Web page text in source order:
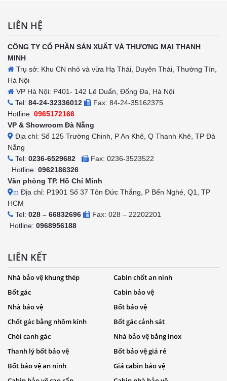
LIÊN HỆ
CÔNG TY CỔ PHẦN SẢN XUẤT VÀ THƯƠNG MẠI THANH
MINH
Trụ sở: Khu CN nhỏ và vừa Hạ Thái, Duyên Thái, Thường Tín,
Hà Nội
VP Hà Nội: P401- 142 Lê Duẩn, Đống Đa, Hà Nội
Tel: 84-24-32336012
Fax: 84-24-35162375
Hotline: 0965172166
VP & Showroom Đà Nẵng
Địa chỉ: Số 125 Trường Chinh, P An Khê, Q Thanh Khê, TP Đà
Nẵng
Tel: 0236-6529682
Fax: 0236-3523522
: Hotline: 0962186326
Văn phòng TP. Hồ Chí Minh
m Địa chỉ: P1901 Số 37 Tôn Đức Thắng, P Bến Nghé, Q1, TP
HCM
Tel: 028 – 66832696
Fax: 028 – 22202201
Hotline: 0968956188
LIÊN KẾT
Nhà bảo vệ khung thép
Cabin chốt an ninh
Bốt gác
Cabin bảo vệ
Nhà bảo vệ
Bốt bảo vệ
Chốt gác bằng nhôm kính
Bốt gác cảnh sát
Chòi canh gác
Nhà bảo vệ bằng inox
Thanh lý bốt bảo vệ
Bốt bảo vệ giá rẻ
Bốt bảo vệ an ninh
Giá cabin bảo vệ